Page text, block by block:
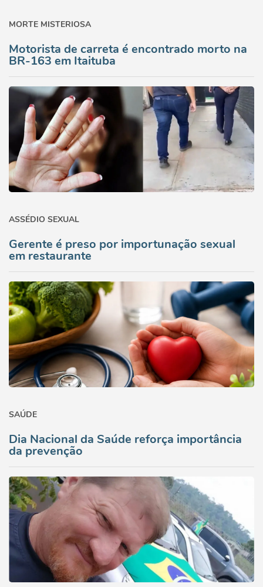
MORTE MISTERIOSA
Motorista de carreta é encontrado morto na
BR-163 em Itaituba
ASSÉDIO SEXUAL
Gerente é preso por importunação sexual
em restaurante
SAÚDE
Dia Nacional da Saúde reforça importância
da prevenção